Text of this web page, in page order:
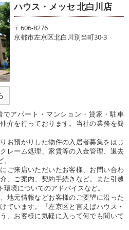
ハウス・メッセ 北白川店
〒606-8276
京都市左京区北白川別当町30-3
アパート・マンション・貸家・駐車
介を行っております。当社の業務を簡
お預かりした物件の入居者募集をはじ
レーム処理、家賃等の入金管理、退去
ご来店いただいたお客様、お問い合わ
、ご案内、契約手続きなど。また引越
境についてのアドバイスなど。
地元情報などお客様のご要望に沿った
ています。『左京区と言えばハウス・
、お客様に気軽に入って何でも聞いて